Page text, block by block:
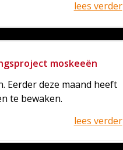
lees verder
moskeeën
Eerder deze maand heeft
te bewaken.
lees verder